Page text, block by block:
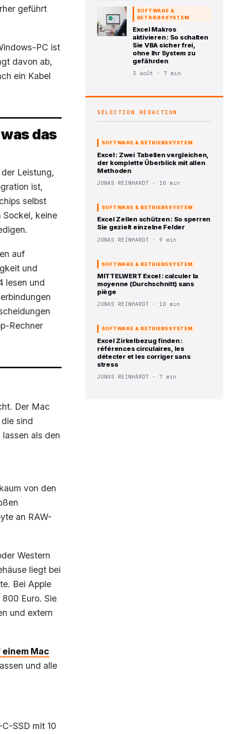
geführt
PC ist
davon ab,
ein Kabel
das
Leistung,
ist,
selbst
Sockel, keine
auf
und
lesen und
Rechner
Der Mac
sind
als den
von den
an RAW-
Western
liegt bei
Bei Apple
Euro. Sie
und extern
Mac
und alle
SSD mit 10
SOFTWARE &
BETRIEBSSYSTEM
Excel Makros
aktivieren : So schalten
Sie VBA sicher frei,
ohne Ihr System zu
gefährden
3 août · 7 min
SÉLECTION RÉDACTION
SOFTWARE & BETRIEBSSYSTEM
Excel : Zwei Tabellen vergleichen,
der komplette Überblick mit allen
Methoden
JONAS REINHARDT · 10 min
SOFTWARE & BETRIEBSSYSTEM
Excel Zellen schützen : So sperren
Sie gezielt einzelne Felder
JONAS REINHARDT · 9 min
SOFTWARE & BETRIEBSSYSTEM
MITTELWERT Excel : calculer la
moyenne (Durchschnitt) sans
piège
JONAS REINHARDT · 10 min
SOFTWARE & BETRIEBSSYSTEM
Excel Zirkelbezug finden :
références circulaires, les
détecter et les corriger sans
stress
JONAS REINHARDT · 7 min